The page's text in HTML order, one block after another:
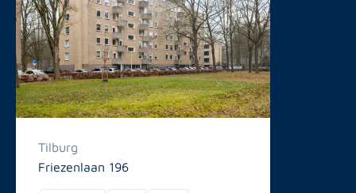
Tilburg
Friezenlaan 196